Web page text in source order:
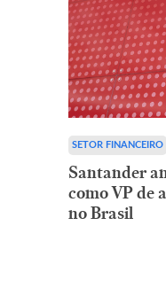
SETOR FINANCEIRO
Santander
como VP de
no Brasil